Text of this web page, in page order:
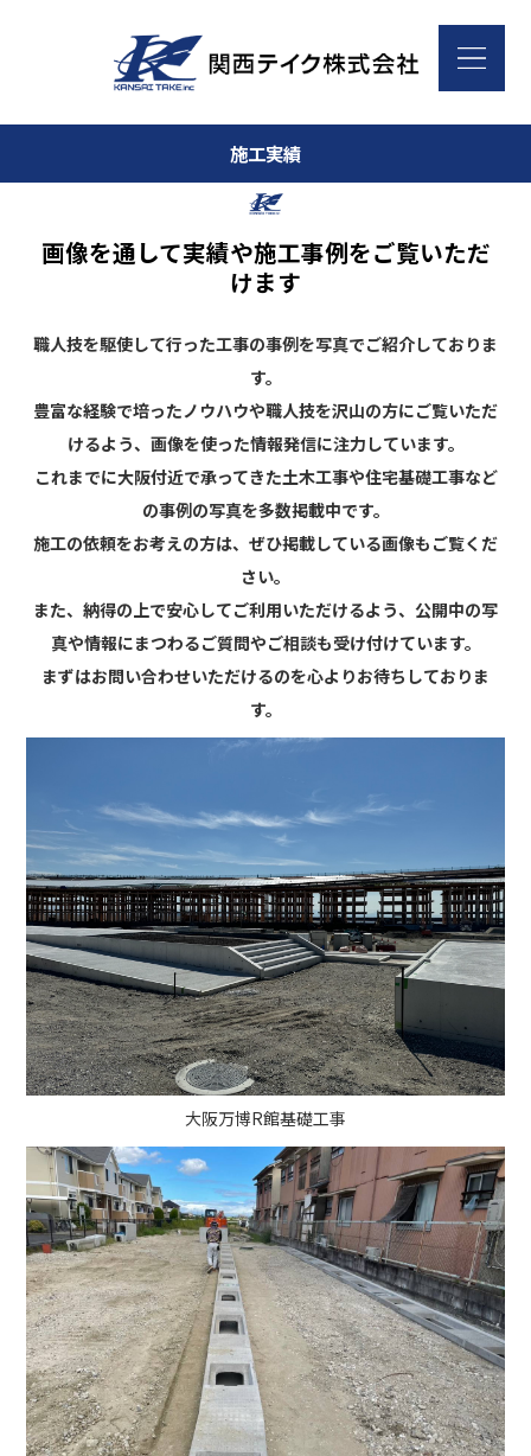
施工実績
画像を通して実績や施工事例をご覧いただ
けます
職人技を駆使して行った工事の事例を写真でご紹介しておりま
す。
豊富な経験で培ったノウハウや職人技を沢山の方にご覧いただ
けるよう、画像を使った情報発信に注力しています。
これまでに大阪付近で承ってきた土木工事や住宅基礎工事など
の事例の写真を多数掲載中です。
施工の依頼をお考えの方は、ぜひ掲載している画像もご覧くだ
さい。
また、納得の上で安心してご利用いただけるよう、公開中の写
真や情報にまつわるご質問やご相談も受け付けています。
まずはお問い合わせいただけるのを心よりお待ちしておりま
す。
大阪万博R館基礎工事